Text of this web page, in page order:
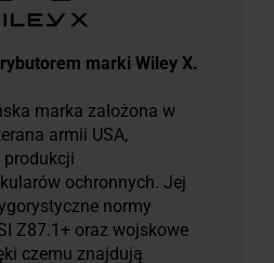
marki Wiley X.
marka założona w
armii USA,
ochronnych. Jej
normy
Z87.1+ oraz wojskowe
czemu znajdują